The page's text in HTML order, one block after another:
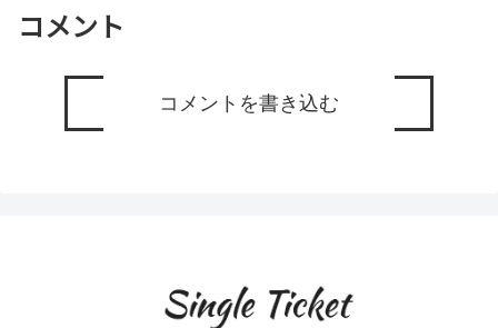
コメント
コメントを書き込む